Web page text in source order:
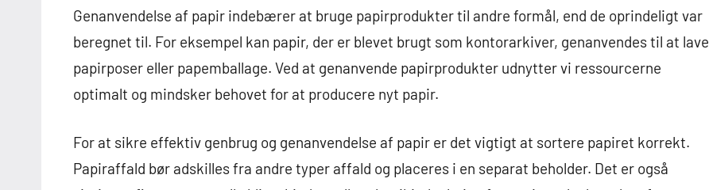
Genanvendelse af papir indebærer at bruge papirprodukter til andre formål, end de oprindeligt var
beregnet til. For eksempel kan papir, der er blevet brugt som kontorarkiver, genanvendes til at lave
papirposer eller papemballage. Ved at genanvende papirprodukter udnytter vi ressourcerne
optimalt og mindsker behovet for at producere nyt papir.
For at sikre effektiv genbrug og genanvendelse af papir er det vigtigt at sortere papiret korrekt.
Papiraffald bør adskilles fra andre typer affald og placeres i en separat beholder. Det er også